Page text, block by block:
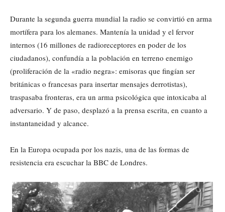
Durante la segunda guerra mundial la radio se convirtió en arma
mortífera para los alemanes. Mantenía la unidad y el fervor
internos (16 millones de radioreceptores en poder de los
ciudadanos), confundía a la población en terreno enemigo
(proliferación de la «radio negra»: emisoras que fingían ser
británicas o francesas para insertar mensajes derrotistas),
traspasaba fronteras, era un arma psicológica que intoxicaba al
adversario. Y de paso, desplazó a la prensa escrita, en cuanto a
instantaneidad y alcance.
En la Europa ocupada por los nazis, una de las formas de
resistencia era escuchar la BBC de Londres.